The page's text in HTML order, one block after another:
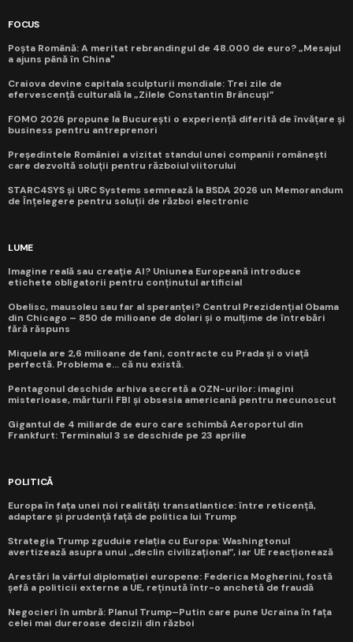
FOCUS
Poșta Română: A meritat rebrandingul de 48.000 de euro? „Mesajul
a ajuns până în China"
Craiova devine capitala sculpturii mondiale: Trei zile de
efervescență culturală la „Zilele Constantin Brâncuși”
FOMO 2026 propune la București o experiență diferită de învățare și
business pentru antreprenori
Președintele României a vizitat standul unei companii românești
care dezvoltă soluții pentru războiul viitorului
STARC4SYS și URC Systems semnează la BSDA 2026 un Memorandum
de Înțelegere pentru soluții de război electronic
LUME
Imagine reală sau creație AI? Uniunea Europeană introduce
etichete obligatorii pentru conținutul artificial
Obelisc, mausoleu sau far al speranței? Centrul Prezidențial Obama
din Chicago – 850 de milioane de dolari și o mulțime de întrebări
fără răspuns
Miquela are 2,6 milioane de fani, contracte cu Prada și o viață
perfectă. Problema e... că nu există.
Pentagonul deschide arhiva secretă a OZN-urilor: imagini
misterioase, mărturii FBI și obsesia americană pentru necunoscut
Gigantul de 4 miliarde de euro care schimbă Aeroportul din
Frankfurt: Terminalul 3 se deschide pe 23 aprilie
POLITICĂ
Europa în fața unei noi realități transatlantice: între reticență,
adaptare și prudență față de politica lui Trump
Strategia Trump zguduie relația cu Europa: Washingtonul
avertizează asupra unui „declin civilizațional”, iar UE reacționează
Arestări la vârful diplomației europene: Federica Mogherini, fostă
șefă a politicii externe a UE, reținută într-o anchetă de fraudă
Negocieri în umbră: Planul Trump–Putin care pune Ucraina în fața
celei mai dureroase decizii din război